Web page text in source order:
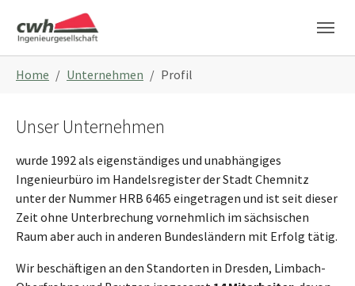
Skip to main navigation
Skip to main content
Skip to page footer
Home Unternehmen Profil
Unser Unternehmen
wurde 1992 als eigenständiges und unabhängiges
Ingenieurbüro im Handelsregister der Stadt Chemnitz
unter der Nummer HRB 6465 eingetragen und ist seit dieser
Zeit ohne Unterbrechung vornehmlich im sächsischen
Raum aber auch in anderen Bundesländern mit Erfolg tätig.
Wir beschäftigen an den Standorten in Dresden, Limbach-